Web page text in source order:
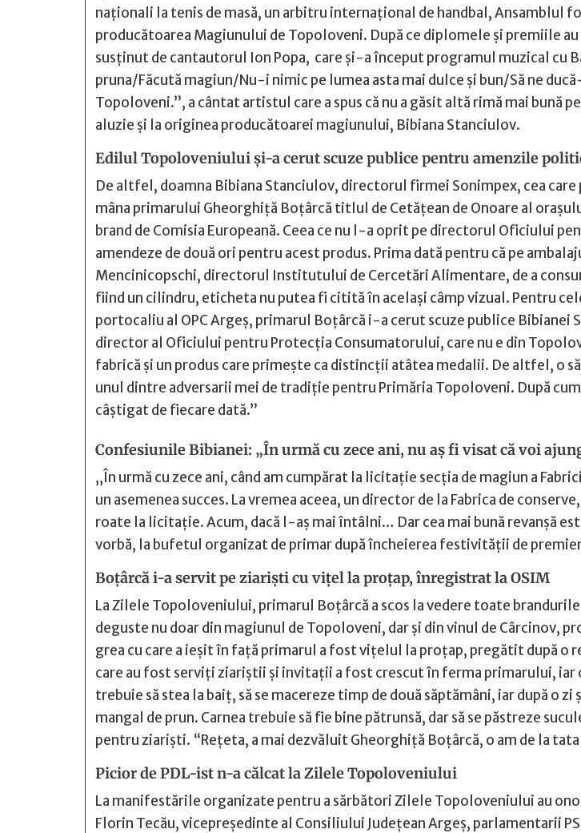
naţionali la tenis de masă, un arbitru internaţional de handbal, Ansamblul
producătoarea Magiunului de Topoloveni. După ce diplomele şi premiile
susţinut de cantautorul Ion Popa, care şi-a început programul muzical cu
pruna/Făcută magiun/Nu-i nimic pe lumea asta mai dulce şi bun/Să ne
Topoloveni.”, a cântat artistul care a spus că nu a găsit altă rimă mai
aluzie şi la originea producătoarei magiunului, Bibiana Stanciulov.
Edilul Topoloveniului şi-a cerut scuze publice pentru amenzile
De altfel, doamna Bibiana Stanciulov, directorul firmei Sonimpex, cea
mâna primarului Gheorghiţă Boţârcă titlul de Cetăţean de Onoare al
brand de Comisia Europeană. Ceea ce nu l-a oprit pe directorul Oficiului
amendeze de două ori pentru acest produs. Prima dată pentru că pe
Mencinicopschi, directorul Institutului de Cercetări Alimentare, de a
fiind un cilindru, eticheta nu putea fi citită în acelaşi câmp vizual. Pentru
portocaliu al OPC Argeş, primarul Boţârcă i-a cerut scuze publice Bibianei
director al Oficiului pentru Protecţia Consumatorului, care nu e din
fabrică şi un produs care primeşte ca distincţii atâtea medalii. De altfel, o
unul dintre adversarii mei de tradiţie pentru Primăria Topoloveni. După
câştigat de fiecare dată.”
Confesiunile Bibianei: „În urmă cu zece ani, nu aş fi visat că voi
„În urmă cu zece ani, când am cumpărat la licitaţie secţia de magiun a
un asemenea succes. La vremea aceea, un director de la Fabrica de
roate la licitaţie. Acum, dacă l-aş mai întâlni… Dar cea mai bună revanşă
vorbă, la bufetul organizat de primar după încheierea festivităţii de
Boţârcă i-a servit pe ziarişti cu viţel la proţap, înregistrat la OSIM
La Zilele Topoloveniului, primarul Boţârcă a scos la vedere toate
deguste nu doar din magiunul de Topoloveni, dar şi din vinul de Cârcinov,
grea cu care a ieşit în faţă primarul a fost viţelul la proţap, pregătit după o
care au fost serviţi ziariştii şi invitaţii a fost crescut în ferma primarului,
trebuie să stea la baiţ, să se macereze timp de două săptămâni, iar după o
mangal de prun. Carnea trebuie să fie bine pătrunsă, dar să se păstreze
pentru ziarişti. “Reţeta, a mai dezvăluit Gheorghiţă Boţârcă, o am de la
Picior de PDL-ist n-a călcat la Zilele Topoloveniului
La manifestările organizate pentru a sărbători Zilele Topoloveniului au
Florin Tecău, vicepreşedinte al Consiliului Judeţean Argeş, parlamentarii